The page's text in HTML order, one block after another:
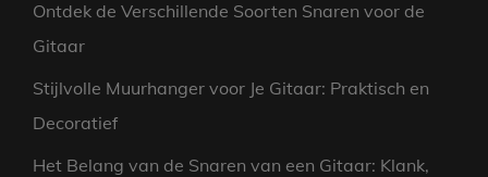
Ontdek de Verschillende Soorten Snaren voor de
Gitaar
Stijlvolle Muurhanger voor Je Gitaar: Praktisch en
Decoratief
Het Belang van de Snaren van een Gitaar: Klank,